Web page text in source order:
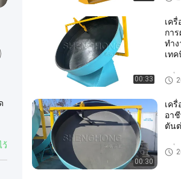
ว้
00:33
เค
กา
ทํา
เท
เครื่
00:30
เค
อา
ตัน
เครื่